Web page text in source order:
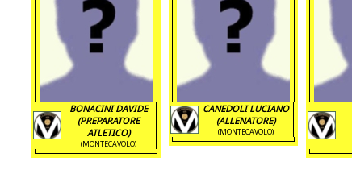
BONACINI DAVIDE
(PREPARATORE
ATLETICO)
(MONTECAVOLO)
CANEDOLI LUCIANO
(ALLENATORE)
(MONTECAVOLO)